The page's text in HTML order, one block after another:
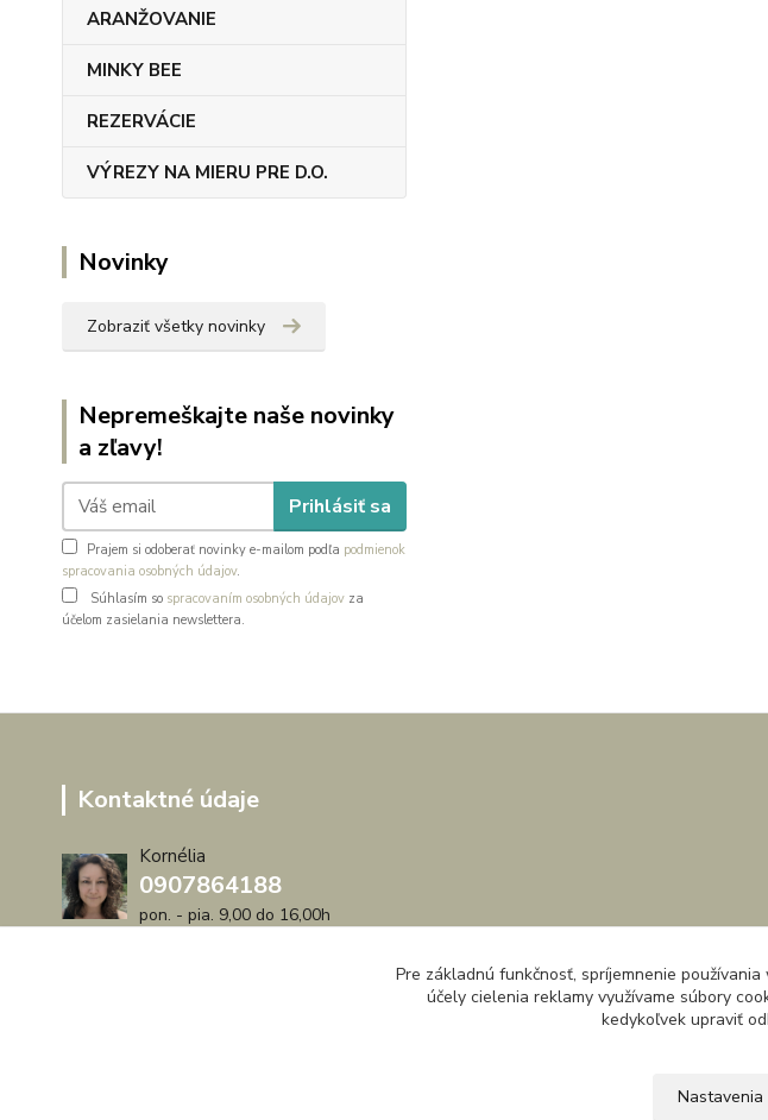
ARANŽOVANIE
MINKY BEE
REZERVÁCIE
VÝREZY NA MIERU PRE D.O.
Novinky
Zobraziť všetky novinky
Nepremeškajte naše novinky
a zľavy!
Prihlásiť sa
Prajem si odoberať novinky e-mailom podľa podmienok
spracovania osobných údajov.
Súhlasím so spracovaním osobných údajov za
účelom zasielania newslettera.
Kontaktné údaje
Kornélia
0907864188
pon. - pia. 9,00 do 16,00h
Pre základnú funkčnosť, spríjemnenie
účely cielenia reklamy využívame súbory
kedykoľvek upraviť
Nastavenia